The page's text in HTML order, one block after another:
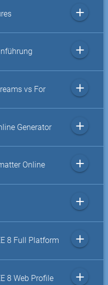
add
add
vs For add
Generator add
Online add
add
8 Full Platform add
8 Web Profile add